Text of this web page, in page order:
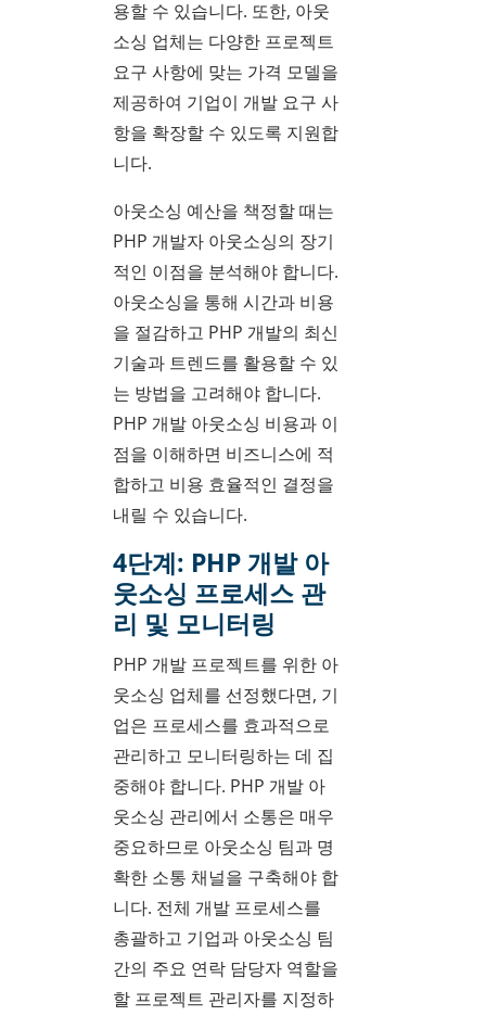
용할 수 있습니다. 또한, 아웃
소싱 업체는 다양한 프로젝트
요구 사항에 맞는 가격 모델을
제공하여 기업이 개발 요구 사
항을 확장할 수 있도록 지원합
니다.
아웃소싱 예산을 책정할 때는
PHP 개발자 아웃소싱의 장기
적인 이점을 분석해야 합니다.
아웃소싱을 통해 시간과 비용
을 절감하고 PHP 개발의 최신
기술과 트렌드를 활용할 수 있
는 방법을 고려해야 합니다.
PHP 개발 아웃소싱 비용과 이
점을 이해하면 비즈니스에 적
합하고 비용 효율적인 결정을
내릴 수 있습니다.
4단계: PHP 개발 아
웃소싱 프로세스 관
리 및 모니터링
PHP 개발 프로젝트를 위한 아
웃소싱 업체를 선정했다면, 기
업은 프로세스를 효과적으로
관리하고 모니터링하는 데 집
중해야 합니다. PHP 개발 아
웃소싱 관리에서 소통은 매우
중요하므로 아웃소싱 팀과 명
확한 소통 채널을 구축해야 합
니다. 전체 개발 프로세스를
총괄하고 기업과 아웃소싱 팀
간의 주요 연락 담당자 역할을
할 프로젝트 관리자를 지정하